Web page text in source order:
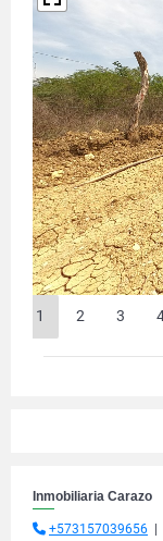
1 2 3
Inmobiliaria Carazo
+573157039656